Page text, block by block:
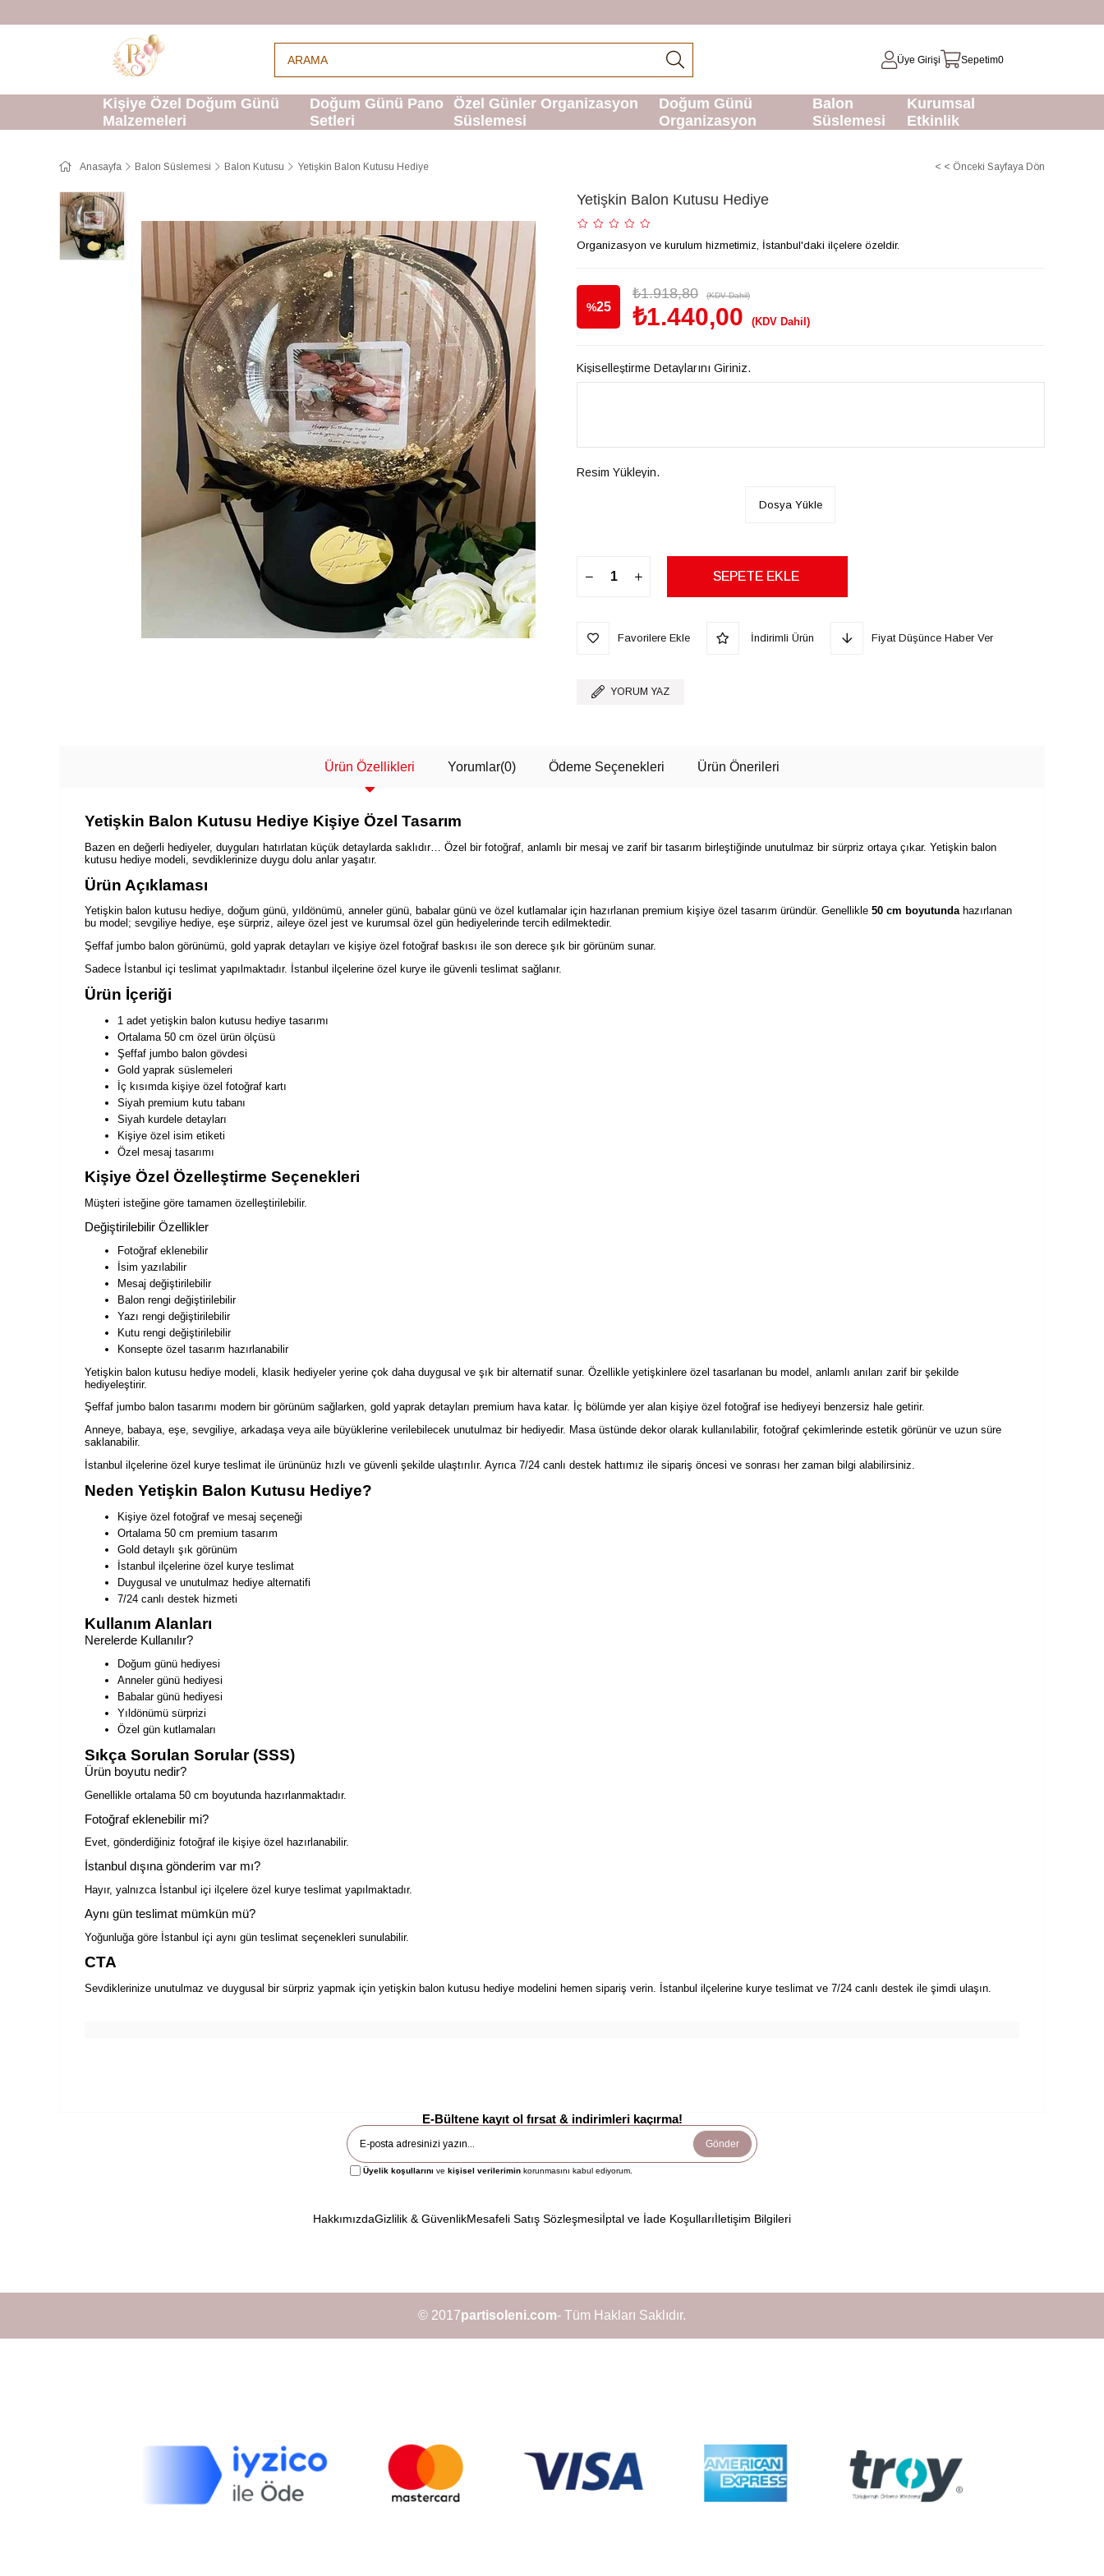
Üye Girişi Sepetim0
Kişiye Özel Doğum Günü
Malzemeleri
Doğum Günü Pano
Setleri
Özel Günler Organizasyon
Süslemesi
Doğum Günü
Organizasyon
Balon
Süslemesi
Kurumsal
Etkinlik
Anasayfa Balon Süslemesi Balon Kutusu Yetişkin Balon Kutusu Hediye < < Önceki Sayfaya Dön
Yetişkin Balon Kutusu Hediye
Organizasyon ve kurulum hizmetimiz, İstanbul'daki ilçelere özeldir.
%25
₺1.918,80 (KDV Dahil)
₺1.440,00 (KDV Dahil)
Kişiselleştirme Detaylarını Giriniz.
Resim Yükleyin.
Dosya Yükle
Favorilere Ekle İndirimli Ürün Fiyat Düşünce Haber Ver
YORUM YAZ
Ürün Özellikleri Yorumlar(0) Ödeme Seçenekleri Ürün Önerileri
Yetişkin Balon Kutusu Hediye Kişiye Özel Tasarım
Bazen en değerli hediyeler, duyguları hatırlatan küçük detaylarda saklıdır… Özel bir fotoğraf, anlamlı bir mesaj ve zarif bir tasarım birleştiğinde unutulmaz bir sürpriz ortaya çıkar. Yetişkin balon
kutusu hediye modeli, sevdiklerinize duygu dolu anlar yaşatır.
Ürün Açıklaması
Yetişkin balon kutusu hediye, doğum günü, yıldönümü, anneler günü, babalar günü ve özel kutlamalar için hazırlanan premium kişiye özel tasarım üründür. Genellikle 50 cm boyutundahazırlanan
bu model; sevgiliye hediye, eşe sürpriz, aileye özel jest ve kurumsal özel gün hediyelerinde tercih edilmektedir.
Şeffaf jumbo balon görünümü, gold yaprak detayları ve kişiye özel fotoğraf baskısı ile son derece şık bir görünüm sunar.
Sadece İstanbul içi teslimat yapılmaktadır. İstanbul ilçelerine özel kurye ile güvenli teslimat sağlanır.
Ürün İçeriği
1 adet yetişkin balon kutusu hediye tasarımı
Ortalama 50 cm özel ürün ölçüsü
Şeffaf jumbo balon gövdesi
Gold yaprak süslemeleri
İç kısımda kişiye özel fotoğraf kartı
Siyah premium kutu tabanı
Siyah kurdele detayları
Kişiye özel isim etiketi
Özel mesaj tasarımı
Kişiye Özel Özelleştirme Seçenekleri
Müşteri isteğine göre tamamen özelleştirilebilir.
Değiştirilebilir Özellikler
Fotoğraf eklenebilir
İsim yazılabilir
Mesaj değiştirilebilir
Balon rengi değiştirilebilir
Yazı rengi değiştirilebilir
Kutu rengi değiştirilebilir
Konsepte özel tasarım hazırlanabilir
Yetişkin balon kutusu hediye modeli, klasik hediyeler yerine çok daha duygusal ve şık bir alternatif sunar. Özellikle yetişkinlere özel tasarlanan bu model, anlamlı anıları zarif bir şekilde
hediyeleştirir.
Şeffaf jumbo balon tasarımı modern bir görünüm sağlarken, gold yaprak detayları premium hava katar. İç bölümde yer alan kişiye özel fotoğraf ise hediyeyi benzersiz hale getirir.
Anneye, babaya, eşe, sevgiliye, arkadaşa veya aile büyüklerine verilebilecek unutulmaz bir hediyedir. Masa üstünde dekor olarak kullanılabilir, fotoğraf çekimlerinde estetik görünür ve uzun süre
saklanabilir.
İstanbul ilçelerine özel kurye teslimat ile ürününüz hızlı ve güvenli şekilde ulaştırılır. Ayrıca 7/24 canlı destek hattımız ile sipariş öncesi ve sonrası her zaman bilgi alabilirsiniz.
Neden Yetişkin Balon Kutusu Hediye?
Kişiye özel fotoğraf ve mesaj seçeneği
Ortalama 50 cm premium tasarım
Gold detaylı şık görünüm
İstanbul ilçelerine özel kurye teslimat
Duygusal ve unutulmaz hediye alternatifi
7/24 canlı destek hizmeti
Kullanım Alanları
Nerelerde Kullanılır?
Doğum günü hediyesi
Anneler günü hediyesi
Babalar günü hediyesi
Yıldönümü sürprizi
Özel gün kutlamaları
Sıkça Sorulan Sorular (SSS)
Ürün boyutu nedir?
Genellikle ortalama 50 cm boyutunda hazırlanmaktadır.
Fotoğraf eklenebilir mi?
Evet, gönderdiğiniz fotoğraf ile kişiye özel hazırlanabilir.
İstanbul dışına gönderim var mı?
Hayır, yalnızca İstanbul içi ilçelere özel kurye teslimat yapılmaktadır.
Aynı gün teslimat mümkün mü?
Yoğunluğa göre İstanbul içi aynı gün teslimat seçenekleri sunulabilir.
CTA
Sevdiklerinize unutulmaz ve duygusal bir sürpriz yapmak için yetişkin balon kutusu hediye modelini hemen sipariş verin. İstanbul ilçelerine kurye teslimat ve 7/24 canlı destek ile şimdi ulaşın.
E-Bültene kayıt ol fırsat & indirimleri kaçırma!
Gönder
Üyelik koşullarını ve kişisel verilerimin korunmasını kabul ediyorum.
HakkımızdaGizlilik & GüvenlikMesafeli Satış Sözleşmesiİptal ve İade Koşullarıİletişim Bilgileri
© 2017partisoleni.com- Tüm Hakları Saklıdır.